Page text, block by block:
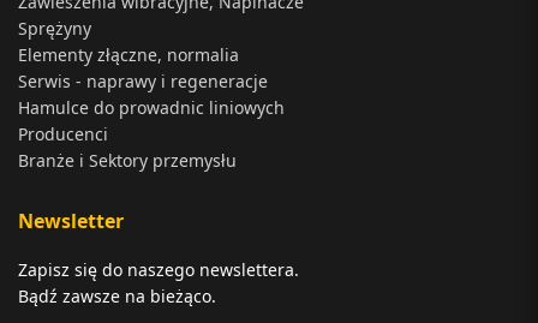
Sprężyny
Elementy złączne, normalia
Serwis - naprawy i regeneracje
Hamulce do prowadnic liniowych
Producenci
Branże i Sektory przemysłu
Newsletter
Zapisz się do naszego newslettera.
Bądź zawsze na bieżąco.